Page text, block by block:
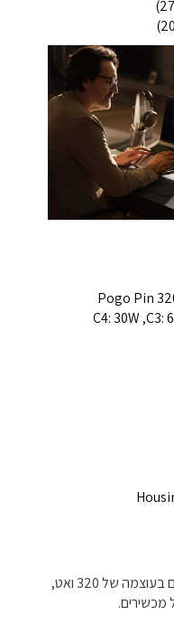
EcoFlow PD 320W הוא מטען שולחני חכם בעוצמה של 320 ואט,
מכשירים.